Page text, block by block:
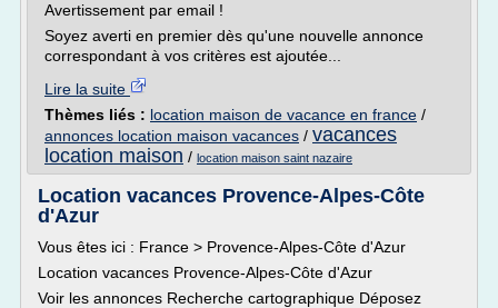
Avertissement par email !
Soyez averti en premier dès qu'une nouvelle annonce
correspondant à vos critères est ajoutée...
Lire la suite
Thèmes liés : location maison de vacance en france /
annonces location maison vacances / vacances
location maison / location maison saint nazaire
Location vacances Provence-Alpes-Côte
d'Azur
Vous êtes ici : France > Provence-Alpes-Côte d'Azur
Location vacances Provence-Alpes-Côte d'Azur
Voir les annonces Recherche cartographique Déposez